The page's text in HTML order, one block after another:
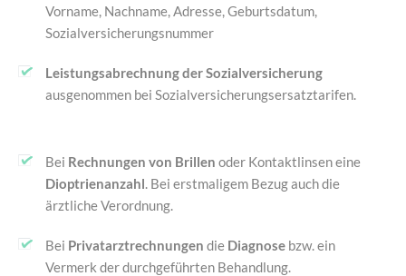
Vorname, Nachname, Adresse, Geburtsdatum,
Sozialversicherungsnummer
Leistungsabrechnung der Sozialversicherung
ausgenommen bei Sozialversicherungsersatztarifen.
Bei Rechnungen von Brillen oder Kontaktlinsen eine
Dioptrienanzahl. Bei erstmaligem Bezug auch die
ärztliche Verordnung.
Bei Privatarztrechnungen die Diagnose bzw. ein
Vermerk der durchgeführten Behandlung.